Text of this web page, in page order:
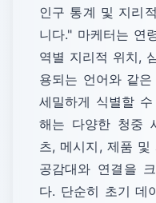
인구 통계 및 지리
니다." 마케터는 연
역별 지리적 위치,
용되는 언어와 같
세밀하게 식별할
해는 다양한 청중
츠, 메시지, 제품 및
공감대와 연결을
다. 단순히 초기 데